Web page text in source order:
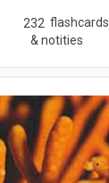
232 flashcards
& notities